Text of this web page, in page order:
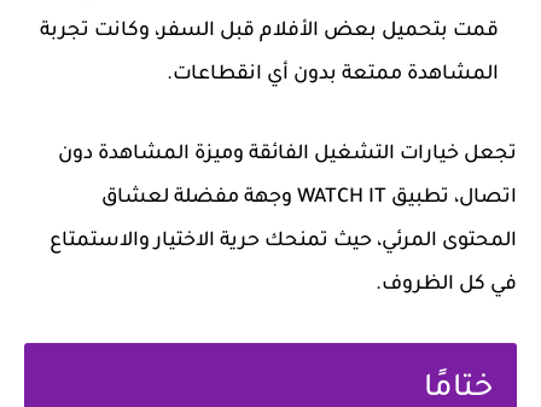
قمت بتحميل بعض الأفلام قبل السفر، وكانت تجربة
المشاهدة ممتعة بدون أي انقطاعات.
تجعل خيارات التشغيل الفائقة وميزة المشاهدة دون
اتصال، تطبيق WATCH IT وجهة مفضلة لعشاق
المحتوى المرئي، حيث تمنحك حرية الاختيار والاستمتاع
في كل الظروف.
ختامًا